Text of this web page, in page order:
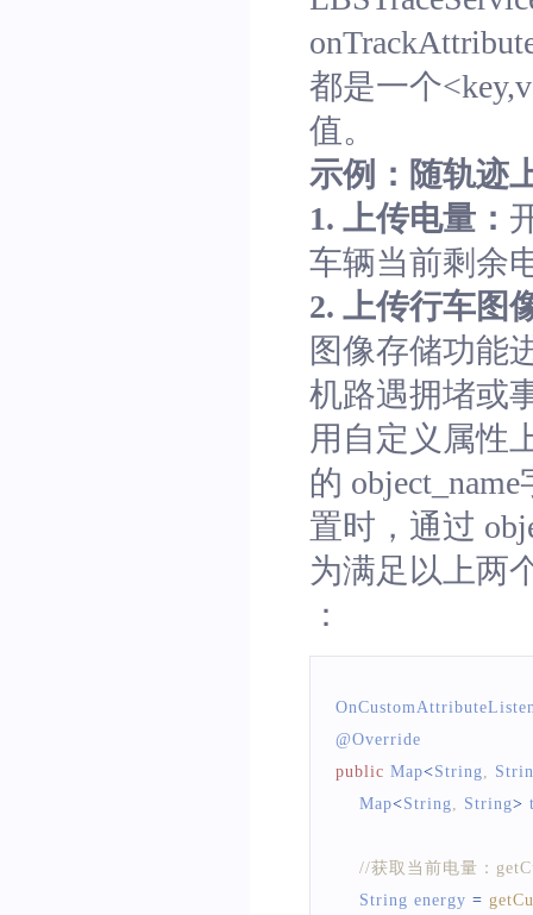
都是一个
值。
示例：随轨迹
1. 上传电量：
车辆当前剩余
2. 上传行车图
图像存储功能
机路遇拥堵或
用自定义属性
的
置时，通过
为满足以上两
：
@Override
public Map<String
Map<String String>
//获取当前电量：
String energy =